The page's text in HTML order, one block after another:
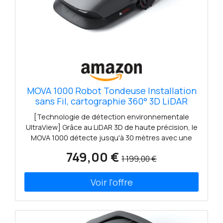
MOVA 1000 Robot Tondeuse Installation
sans Fil, cartographie 360° 3D LiDAR
jusqu'à 1000 m² évitement Intelligent
des Obstacles. Contrôle Via App, Roues
Tout-Terrain, Coupe en U, Chargement
Rapide
[Technologie de détection environnementale
UltraView] Grâce au LiDAR 3D de haute précision, le
MOVA 1000 détecte jusqu'à 30 mètres avec une
centimètre près. Il peut percevoir des
générer des données de nuages de points pour la
cartographie, l'évitement d'obstacles et d'autres
tâches. [Installation facile et rapide sans fil et
cartographie précise] Contrôlez à distance le
749,00 € 1 199,00 €